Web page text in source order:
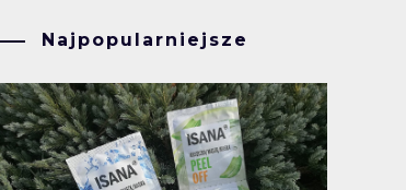
Najpopularniejsze